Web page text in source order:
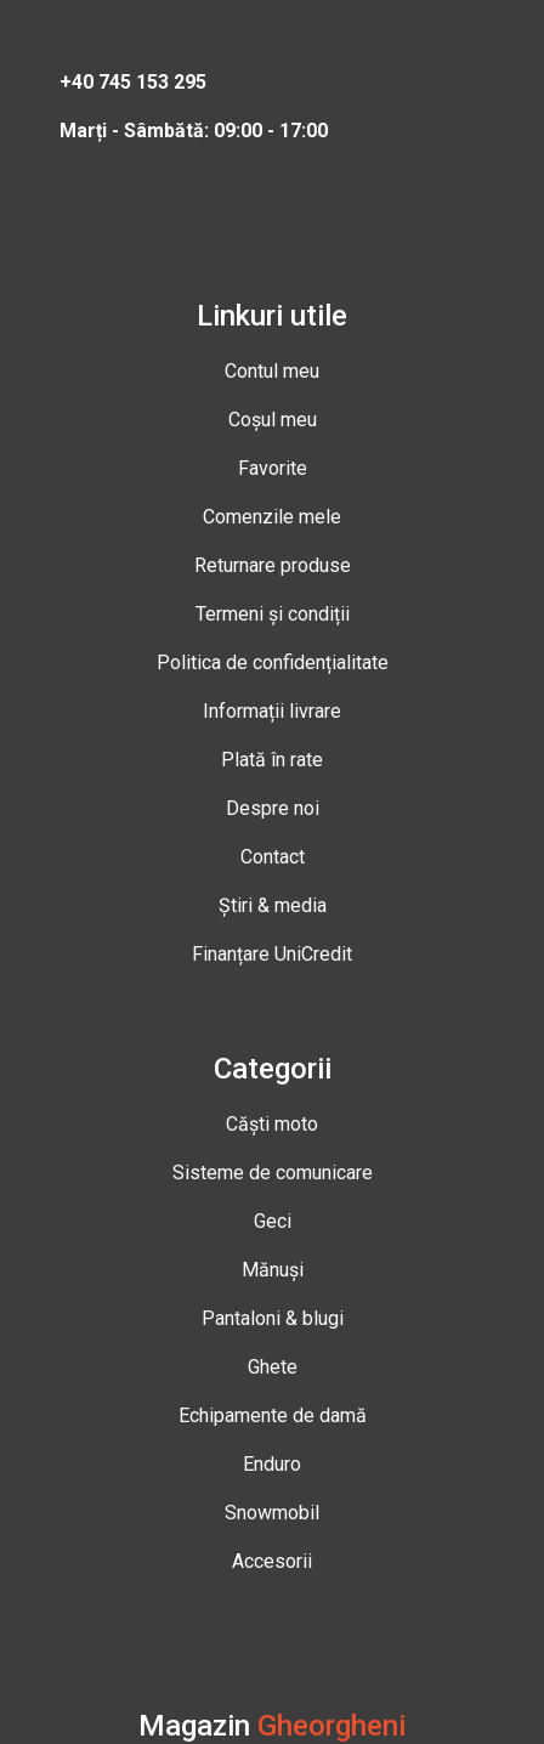
+40 745 153 295
Marți - Sâmbătă: 09:00 - 17:00
Linkuri utile
Contul meu
Coșul meu
Favorite
Comenzile mele
Returnare produse
Termeni și condiții
Politica de confidențialitate
Informații livrare
Plată în rate
Despre noi
Contact
Știri & media
Finanțare UniCredit
Categorii
Căști moto
Sisteme de comunicare
Geci
Mănuși
Pantaloni & blugi
Ghete
Echipamente de damă
Enduro
Snowmobil
Accesorii
Magazin Gheorgheni